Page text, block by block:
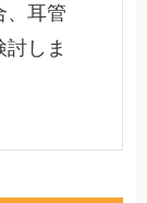
、耳管
しま